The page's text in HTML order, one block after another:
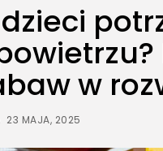
w
23 MAJA, 2025